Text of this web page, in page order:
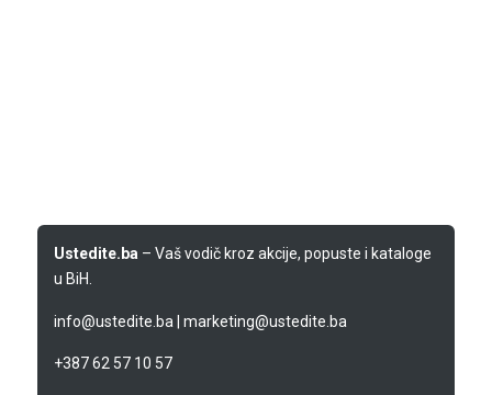
Ustedite.ba– Vaš vodič kroz akcije, popuste i kataloge
u BiH.
info@ustedite.ba marketing@ustedite.ba
+387 62 57 10 57